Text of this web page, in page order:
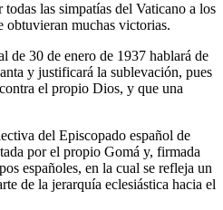
las simpatías del Vaticano a los
obtuvieran muchas victorias.
de 30 de enero de 1937 hablará de
y justificará la sublevación, pues
el propio Dios, y que una
del Episcopado español de
por el propio Gomá y, firmada
españoles, en la cual se refleja un
de la jerarquía eclesiástica hacia el